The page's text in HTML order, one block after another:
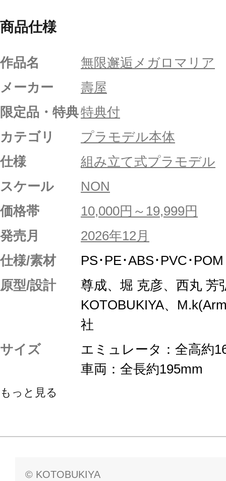
商品仕様
作品名
無限邂逅メガロマリア
メーカー
壽屋
限定品・特典特典付
カテゴリ
プラモデル本体
仕様
組み立て式プラモデル
スケール
NON
価格帯
10,000円～19,999円
発売月
2026年12月
仕様/素材
PS･PE･ABS･PVC･POM
原型/設計
尊成、堀 克彦、西丸 芳
KOTOBUKIYA、
社
サイズ
エミュレータ：全高約
車両：全長約195mm
もっと見る
© KOTOBUKIYA